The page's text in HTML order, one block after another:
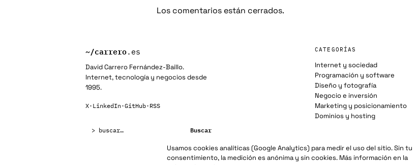
Los comentarios están cerrados.
~/carrero.es
David Carrero Fernández-Baillo.
Internet, tecnología y negocios desde
1995.
X· LinkedIn·GitHub· RSS
Buscar
CATEGORÍAS
Internet y sociedad
Programación y software
Diseño y fotografía
Negocio e inversión
Marketing y posicionamiento
Dominios y hosting
Usamos cookies analíticas (Google Analytics) para medir el uso del sitio. Sin tu
consentimiento, la medición es anónima y sin cookies. Más información en la